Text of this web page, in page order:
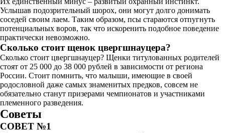
Услышав подозрительный шорох, они могут долго донимать
соседей своим лаем. Таким образом, псы стараются отпугнуть
потенциальных воров, так что искоренить подобное поведение
практически невозможно.
Сколько стоит щенок цвергшнауцера?
Сколько стоит цвергшнауцер? Щенки титулованных родителей
стоят от 25 000 до 38 000 рублей в зависимости от региона
России. Стоит помнить, что малыши, имеющие в своей
родословной даже самых знаменитых предков, совсем не
обязательно станут призерами чемпионатов и участниками
племенного разведения.
Советы
СОВЕТ №1